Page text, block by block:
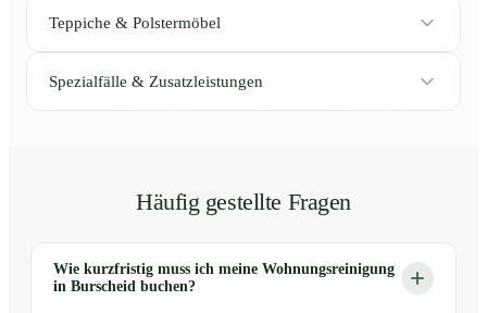
Teppiche & Polstermöbel
Spezialfälle & Zusatzleistungen
Häufig gestellte Fragen
Wie kurzfristig muss ich meine Wohnungsreinigung
in Burscheid buchen?